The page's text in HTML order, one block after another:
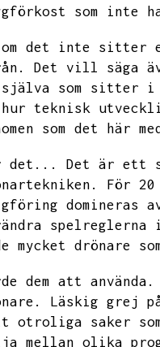
som inte
om det inte sitter
Det vill säga
själva som sitter i
teknisk
som det här
det...
Det är ett
För
domineras
mycket drönare
dem att använda.
Läskig grej
otroliga saker
mellan olika